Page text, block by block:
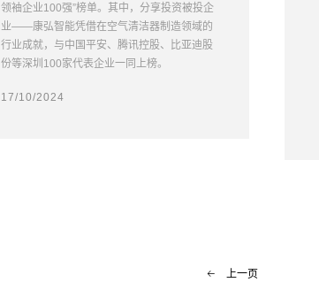
领袖企业100强”榜单。其中，分享投资被投企
业——康弘智能凭借在空气清洁器制造领域的
行业成就，与中国平安、腾讯控股、比亚迪股
份等深圳100家代表企业一同上榜。
17/10/2024
上一页